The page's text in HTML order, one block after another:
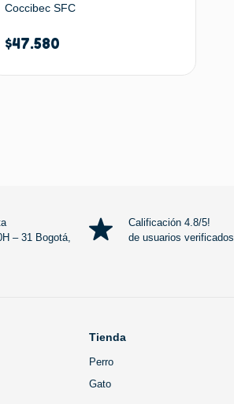
Coccibec SFC
$47.580
– 31 Bogotá,
Calificación 4.8/5!
de usuarios verificados
Tienda
Perro
Gato